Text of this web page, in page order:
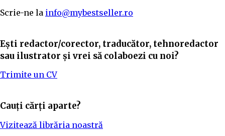
Scrie-ne la info@mybestseller.ro
Ești redactor/corector, traducător, tehnoredactor
sau ilustrator și vrei să colaboezi cu noi?
Trimite un CV
Cauți cărți aparte?
Vizitează librăria noastră